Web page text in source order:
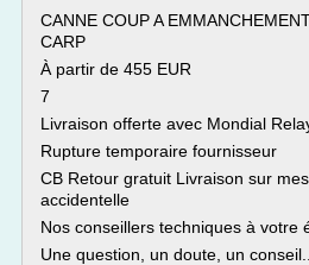
CANNE COUP A
CARP
À partir de 455 EUR
7
Livraison offerte avec Mondial
Rupture temporaire fournisseur
CB Retour gratuit Livraison sur
accidentelle
Nos conseillers techniques à votre
Une question, un doute, un